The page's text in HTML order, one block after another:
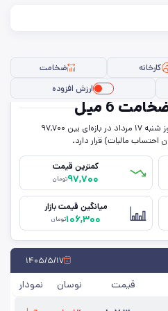
کارخانه
ضخامت
ارزش افزوده
ورق a516 ضخامت 6 میل امروز شنبه ۱۷ مرداد در بازه‌ای بین ۹۷,۷۰۰
کمترین قیمت
۹۷,۷۰۰تومان
میانگین قیمت بازار
۱۰۶,۳۰۰تومان
۱۴۰۵/۵/۱۷
قیمت نوسان نمودار